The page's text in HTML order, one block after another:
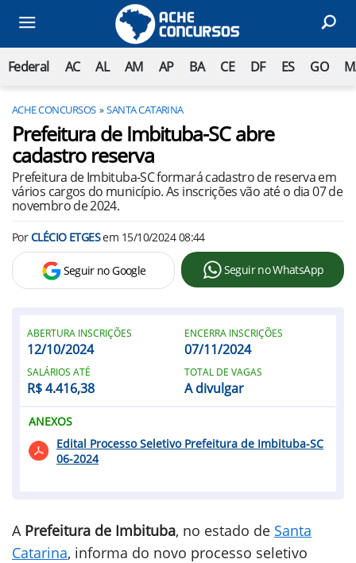
Federal AC AL AM AP BA CE DF ES GO
ACHE CONCURSOS SANTA CATARINA
Prefeitura de Imbituba-SC abre
cadastro reserva
Prefeitura de Imbituba-SC formará cadastro de reserva em
vários cargos do município. As inscrições vão até o dia 07 de
novembro de 2024.
PorCLÉCIO ETGESem 15/10/2024 08:44
Seguir no Google Seguir no WhatsApp
APrefeitura de Imbituba, no estado de Santa
Catarina, informa do novo processo seletivo
ABERTURA INSCRIÇÕES
12/10/2024
ENCERRA INSCRIÇÕES
07/11/2024
SALÁRIOS ATÉ
R$ 4.416,38
TOTAL DE VAGAS
A divulgar
ANEXOS
Edital Processo Seletivo Prefeitura de Imbituba-SC
06-2024